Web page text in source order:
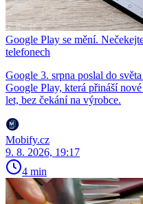
Google Play se mění.
telefonech
Google 3. srpna poslal do
Google Play, která přináší
let, bez čekání na výrobce.
Mobify.cz
9. 8. 2026, 19:17
4 min